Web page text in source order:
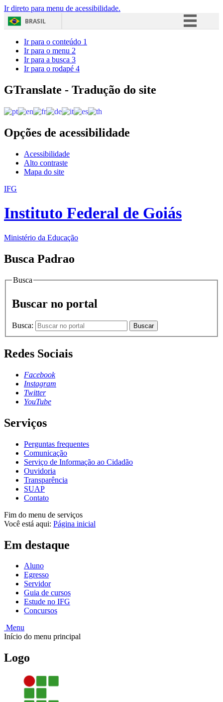
Ir direto para menu de acessibilidade.
BRASIL
Acesso à informação
Ir para o conteúdo 1
Ir para o menu 2
Ir para a busca 3
Ir para o rodapé 4
GTranslate - Tradução do site
Opções de acessibilidade
Acessibilidade
Alto contraste
Mapa do site
IFG
Instituto Federal de Goiás
Ministério da Educação
Busca Padrao
Busca
Buscar no portal
Busca: Buscar
Redes Sociais
Facebook
Instagram
Twitter
YouTube
Serviços
Perguntas frequentes
Comunicação
Serviço de Informação ao Cidadão
Ouvidoria
Transparência
SUAP
Contato
Fim do menu de serviços
Você está aqui: Página inicial
Em destaque
Aluno
Egresso
Servidor
Guia de cursos
Estude no IFG
Concursos
Menu
Início do menu principal
Logo